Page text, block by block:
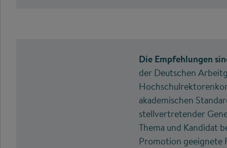
Die Empfehlungen
der Deutschen
akademischen
stellvertretender
Thema und Kandidat
Promotion geeignete